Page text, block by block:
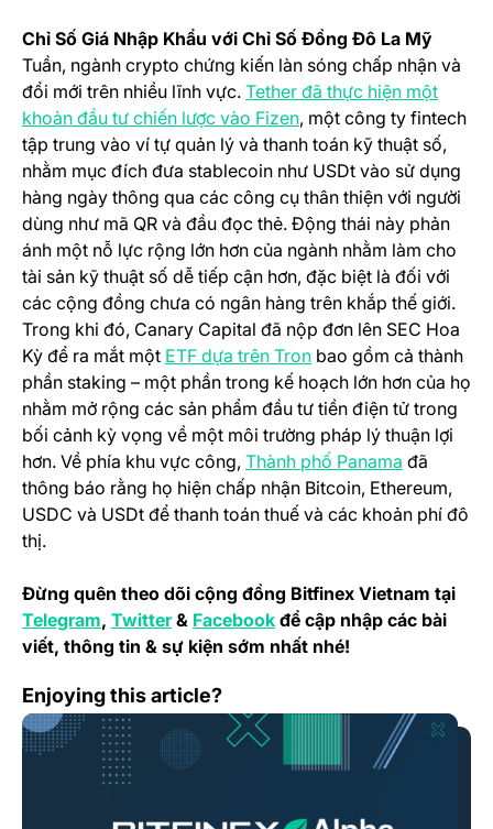
Chỉ Số Giá Nhập Khẩu với Chỉ Số Đồng Đô La Mỹ
Tuần, ngành crypto chứng kiến làn sóng chấp nhận và
đổi mới trên nhiều lĩnh vực. Tether đã thực hiện một
khoản đầu tư chiến lược vào Fizen(opens in a new tab)
, một công ty fintech
tập trung vào ví tự quản lý và thanh toán kỹ thuật số,
nhằm mục đích đưa stablecoin như USDt vào sử dụng
hàng ngày thông qua các công cụ thân thiện với người
dùng như mã QR và đầu đọc thẻ. Động thái này phản
ánh một nỗ lực rộng lớn hơn của ngành nhằm làm cho
tài sản kỹ thuật số dễ tiếp cận hơn, đặc biệt là đối với
các cộng đồng chưa có ngân hàng trên khắp thế giới.
Trong khi đó, Canary Capital đã nộp đơn lên SEC Hoa
Kỳ để ra mắt một ETF dựa trên Tron(opens in a new tab)
bao gồm cả thành
phần staking – một phần trong kế hoạch lớn hơn của họ
nhằm mở rộng các sản phẩm đầu tư tiền điện tử trong
bối cảnh kỳ vọng về một môi trường pháp lý thuận lợi
hơn. Về phía khu vực công, Thành phố Panama (opens in
đã
thông báo rằng họ hiện chấp nhận Bitcoin, Ethereum,
USDC và USDt để thanh toán thuế và các khoản phí đô
thị.
Đừng quên theo dõi cộng đồng Bitfinex Vietnam tại
Telegram(opens in a new tab)
, Twitter(opens in a new tab)
& Facebook(opens in a new tab)
để cập nhập các bài
viết, thông tin & sự kiện sớm nhất nhé!
Enjoying this article?
Bitfinex Alpha | The Bulls Return to Bitcoin